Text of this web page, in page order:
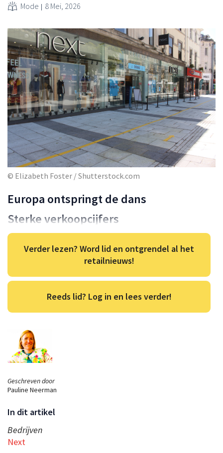
Geschreven door
Pauline Neerman
In dit artikel
Bedrijven
Next
Mode 8 Mei, 2026
© Elizabeth Foster / Shutterstock.com
Europa ontspringt de dans
Sterke verkoopcijfers
Verder lezen? Word lid en ontgrendel al het
retailnieuws!
Reeds lid? Log in en lees verder!